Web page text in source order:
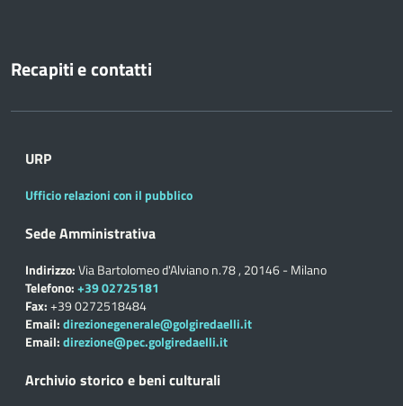
Recapiti e contatti
URP
Ufficio relazioni con il pubblico
Sede Amministrativa
Indirizzo:Via Bartolomeo d'Alviano n.78 , 20146 - Milano
Telefono:+39 02725181
Fax:+39 0272518484
Email:direzionegenerale@golgiredaelli.it
Email:direzione@pec.golgiredaelli.it
Archivio storico e beni culturali